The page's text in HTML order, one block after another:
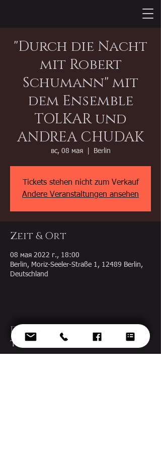
"Durch die Nacht
mit Robert
Schumann" mit
dem Ensemble
TOLKAR und
ANDREA CHUDAK
вс, 08 мая
  |
Berlin
Tickets stehen nicht zum Verkauf
Andere Veranstaltungen ansehen
Zeit & Ort
08 мая 2022 г., 18:00
Berlin, Moriz-Seeler-Straße 1, 12489 Berlin,
Deutschland
Diese Veranstaltung
teilen